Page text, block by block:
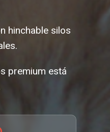
hinchable silos
premium está